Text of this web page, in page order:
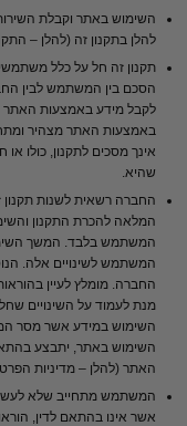
השימוש באתר וקבלת
להלן בתקנון זה (להלן –
תקנון זה חל על כלל
הסכם בין המשתמש לבין
לקבל מידע באמצעות האתר
באמצעות האתר מצהיר
אינך מסכים לתקנון, כולו
שהיא.
החברה רשאית לשנות
המלאה להכרת התקנון
המשתמש בלבד. המשך
המשתמש לשינויים אלה.
החברה. מומלץ לעיין
מנת לעמוד על השינויים
השימוש במידע אשר מסר
השימוש באתר, יתבצע
האתר (להלן – מדיניות
המשתמש מתחייב שלא
אשר אינו בהתאם לדין,